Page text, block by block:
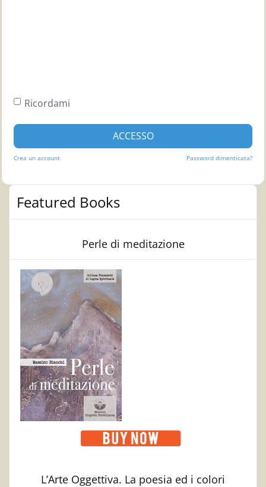
Featured Books
Perle di meditazione
L’Arte Oggettiva. La poesia ed i colori
Ricordami
ACCESSO
Crea un account Password dimenticata?